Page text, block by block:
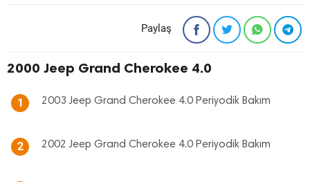
Paylaş
2000 Jeep Grand Cherokee 4.0
1 2003 Jeep Grand Cherokee 4.0 Periyodik Bakım
2 2002 Jeep Grand Cherokee 4.0 Periyodik Bakım